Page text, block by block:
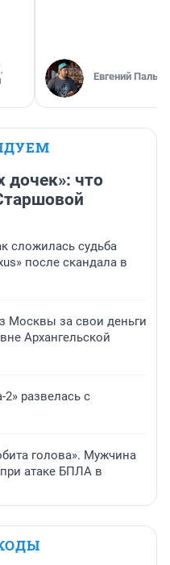
Евгений
дочек»: что
сложилась судьба
после скандала в
Москвы за свои деньги
Архангельской
развелась с
голова». Мужчина
атаке БПЛА в